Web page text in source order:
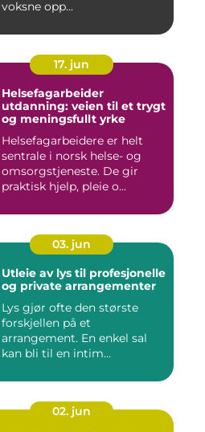
voksne opp...
17. jun
Helsefagarbeider
utdanning: veien til et trygt
og meningsfullt yrke
Helsefagarbeidere er helt
sentrale i norsk helse- og
omsorgstjeneste. De gir
praktisk hjelp, pleie o...
03. jun
Utleie av lys til profesjonelle
og private arrangementer
Lys gjør ofte den største
forskjellen på et
arrangement. En enkel sal
kan bli til en intim
02. jun